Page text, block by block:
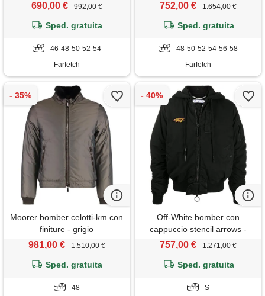
690,00 € 992,00 €
Sped. gratuita
46-48-50-52-54
Farfetch
752,00 € 1.654,00 €
Sped. gratuita
48-50-52-54-56-58
Farfetch
Moorer bomber celotti-km con
finiture - grigio
981,00 € 1.510,00 €
Sped. gratuita
48
Off-White bomber con
cappuccio stencil arrows -
nero
757,00 € 1.271,00 €
Sped. gratuita
S